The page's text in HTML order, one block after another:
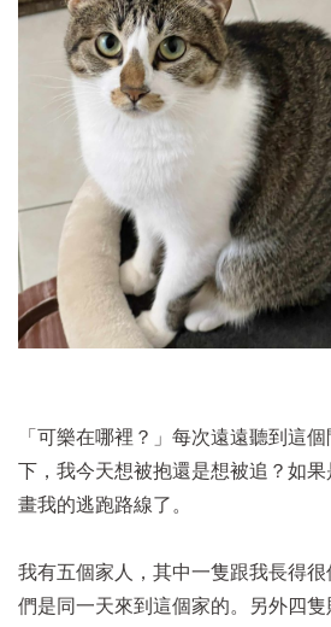
「可樂在哪裡？」每次遠遠聽到這
下，我今天想被抱還是想被追？如
畫我的逃跑路線了。
我有五個家人，其中一隻跟我長得
們是同一天來到這個家的。另外四隻